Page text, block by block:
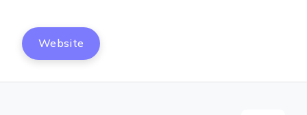
Website